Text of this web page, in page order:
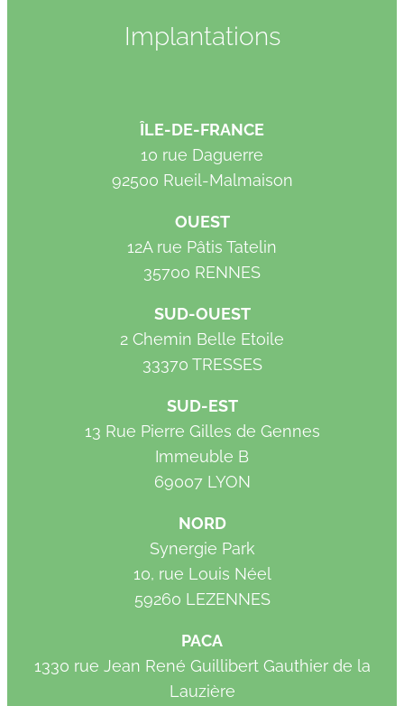
Implantations
ÎLE-DE-FRANCE
10 rue Daguerre
92500 Rueil-Malmaison
OUEST
12A rue Pâtis Tatelin
35700 RENNES
SUD-OUEST
2 Chemin Belle Etoile
33370 TRESSES
SUD-EST
13 Rue Pierre Gilles de Gennes
Immeuble B
69007 LYON
NORD
Synergie Park
10, rue Louis Néel
59260 LEZENNES
PACA
1330 rue Jean René Guillibert Gauthier de la
Lauzière